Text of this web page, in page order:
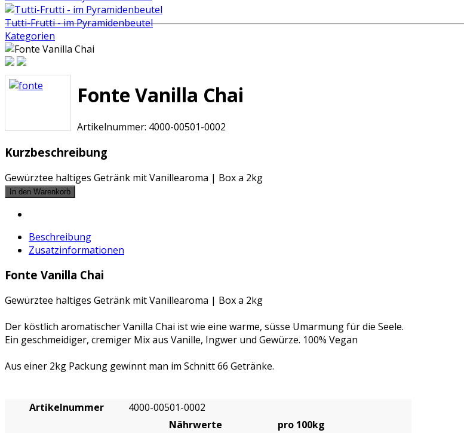
Tutti-Frutti - im Pyramidenbeutel
Kategorien
Fonte Vanilla Chai
Artikelnummer: 4000-00501-0002
Kurzbeschreibung
Gewürztee haltiges Getränk mit Vanillearoma | Box a 2kg
Beschreibung
Zusatzinformationen
Fonte Vanilla Chai
Gewürztee haltiges Getränk mit Vanillearoma | Box a 2kg
Der köstlich aromatischer Vanilla Chai ist wie eine warme, süsse Umarmung für die Seele.
Ein geschmeidiger, cremiger Mix aus Vanille, Ingwer und Gewürze. 100% Vegan
Aus einer 2kg Packung gewinnt man im Schnitt 66 Getränke.
Artikelnummer 4000-00501-0002
Nährwerte
pro 100kg